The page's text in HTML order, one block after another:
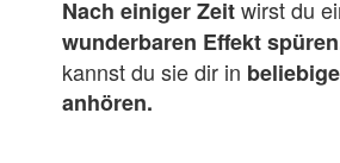
Nach einiger Zeitwirst du
wunderbaren Effekt
kannst du sie dir in beliebige
anhören.